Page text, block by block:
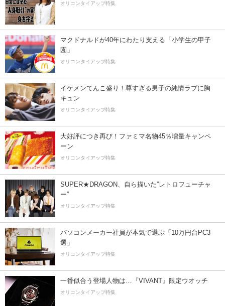
オリコンタイアップ特集
マクドナルドが40年にわたり支える「小学生の甲子
園」
オリコンタイアップ特集
イケメンてんこ盛り！尊すぎる男子の純情ラブに胸
キュン
オリコンタイアップ特集
大好評につき再び！ファミマ名物45％増量キャンペ
ーン
オリコンタイアップ特集
SUPER★DRAGON、自ら描いた”レトロフューチャ
ー”
オリコンタイアップ特集
パソコンメーカー社員が本気で選ぶ「10万円台PC3
選」
オリコンタイアップ特集
一番似合う登場人物は…『VIVANT』限定ウオッチ
オリコンタイアップ特集